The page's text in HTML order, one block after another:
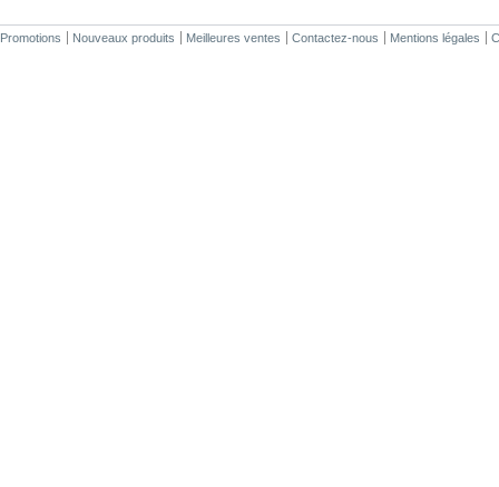
Promotions Nouveaux produits Meilleures ventes Contactez-nous Mentions légales